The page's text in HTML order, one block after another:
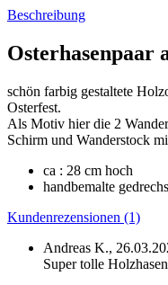
Beschreibung
Osterhasenpaar
schön farbig gestaltete
Osterfest.
Als Motiv hier die 2
Schirm und Wanderstock
ca : 28 cm hoch
handbemalte
Kundenrezensionen (1)
Andreas K.,
Super tolle